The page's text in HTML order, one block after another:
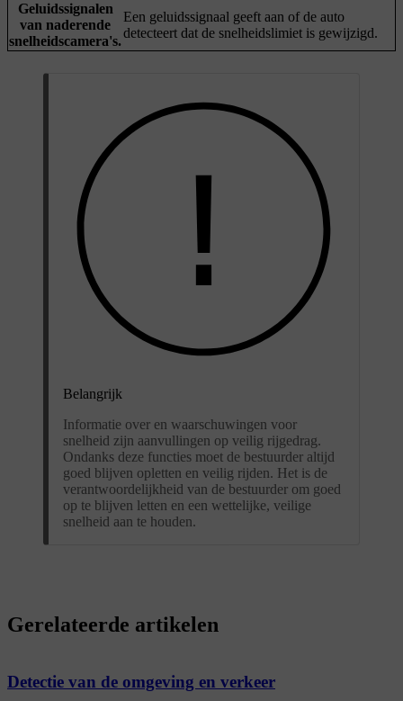
Geluidssignalen
van naderende
snelheidscamera's.
Een geluidssignaal geeft aan of de auto
detecteert dat de snelheidslimiet is gewijzigd.
Belangrijk
Informatie over en waarschuwingen voor
snelheid zijn aanvullingen op veilig rijgedrag.
Ondanks deze functies moet de bestuurder altijd
goed blijven opletten en veilig rijden. Het is de
verantwoordelijkheid van de bestuurder om goed
op te blijven letten en een wettelijke, veilige
snelheid aan te houden.
Gerelateerde artikelen
Detectie van de omgeving en verkeer